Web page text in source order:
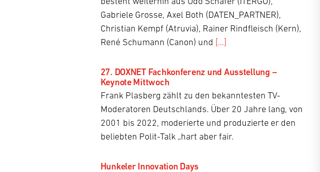
Gabriele Grosse, Axel Both (DATEN_PARTNER),
Christian Kempf (Atruvia), Rainer Rindfleisch (Kern),
René Schumann (Canon) und [...]
27. DOXNET Fachkonferenz und Ausstellung –
Keynote Mittwoch
Frank Plasberg zählt zu den bekanntesten TV-
Moderatoren Deutschlands. Über 20 Jahre lang, von
2001 bis 2022, moderierte und produzierte er den
beliebten Polit-Talk „hart aber fair.
Hunkeler Innovation Days